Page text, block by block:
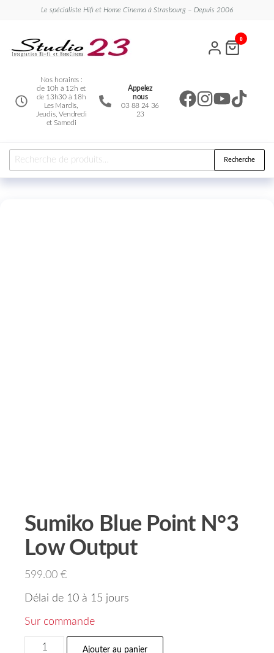
Le spécialiste Hifi et Home Cinema à Strasbourg – Depuis 2006
Nos horaires :
de 10h à 12h et
de 13h30 à 18h
Les Mardis,
Jeudis, Vendredi
et Samedi
Appelez
nous
03 88 24 36
23
0
Recherche
Sumiko Blue Point N°3
Low Output
599.00 €
Délai de 10 à 15 jours
Sur commande
Ajouter au panier